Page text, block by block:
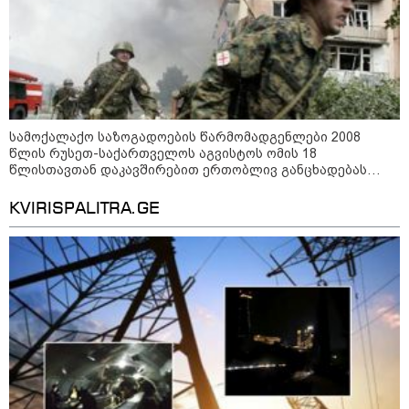
10:52 / 06-08-2026
ვაშინგტონს რაკეტების დეფიციტი აქვს? -
მედიის ცნობით, დონალდ ტრამპი პიტ
ჰეგსეთს დაუპირისპირდა: დეტალები
23:15 / 06-08-2026
“არ მინდა, ბაიდენივით
სცენიდან გადავარდეს“ -
სამოქალაქო საზოგადოების წარმომადგენლები 2008
წლის რუსეთ-საქართველოს აგვისტოს ომის 18
წლისთავთან დაკავშირებით ერთობლივ განცხადებას
KVIRISPALITRA.GE